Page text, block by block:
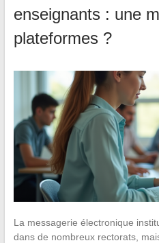
enseignants : une
plateformes ?
La messagerie électronique
dans de nombreux rectorats,